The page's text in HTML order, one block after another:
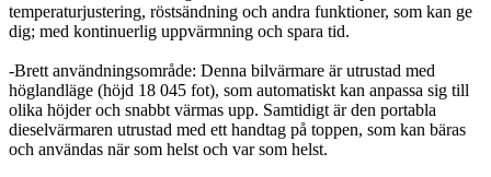
temperaturjustering, röstsändning och andra funktioner, som kan ge
dig; med kontinuerlig uppvärmning och spara tid.
-Brett användningsområde: Denna bilvärmare är utrustad med
höglandläge (höjd 18 045 fot), som automatiskt kan anpassa sig till
olika höjder och snabbt värmas upp. Samtidigt är den portabla
dieselvärmaren utrustad med ett handtag på toppen, som kan bäras
och användas när som helst och var som helst.